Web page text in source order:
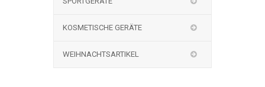
KOSMETISCHE GERÄTE
WEIHNACHTSARTIKEL